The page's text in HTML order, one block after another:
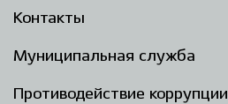
Контакты
Муниципальная служба
Противодействие коррупции